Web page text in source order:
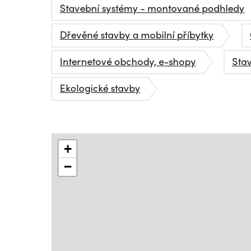
Stavební systémy - montované podhledy
Dřevěné stavby a mobilní příbytky
Internetové obchody, e-shopy
Ekologické stavby
+
−